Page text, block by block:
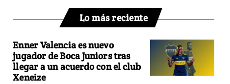
Lo más reciente
Enner Valencia es nuevo
jugador de Boca Juniors tras
llegar a un acuerdo con el club
Xeneize